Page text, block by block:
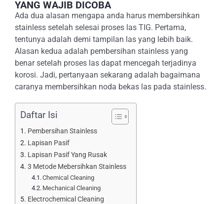
OUR LOCATION
SEARCH
FOR:
YANG WAJIB DICOBA
Ada dua alasan mengapa anda harus membersihkan
stainless setelah selesai proses las TIG. Pertama,
tentunya adalah demi tampilan las yang lebih baik.
Alasan kedua adalah pembersihan stainless yang
benar setelah proses las dapat mencegah terjadinya
korosi. Jadi, pertanyaan sekarang adalah bagaimana
caranya membersihkan noda bekas las pada stainless.
Daftar Isi
Pembersihan Stainless
Lapisan Pasif
Lapisan Pasif Yang Rusak
3 Metode Mebersihkan Stainless
Chemical Cleaning
Mechanical Cleaning
Electrochemical Cleaning